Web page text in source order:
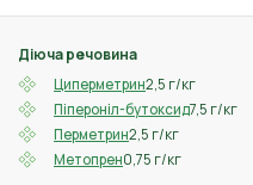
Діюча речовина
Циперметрин2,5 г/кг
Піпероніл-бутоксид7,5 г/кг
Перметрин2,5 г/кг
Метопрен0,75 г/кг